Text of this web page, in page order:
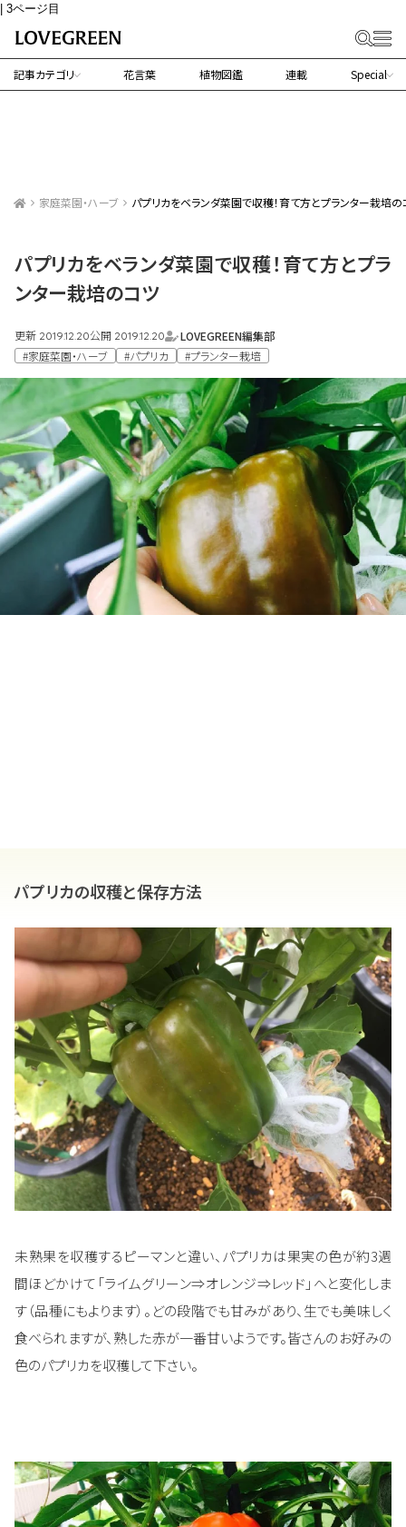
| 3ページ目
記事カテゴリ 花言葉 植物図鑑 連載 Special
家庭菜園・ハーブ パプリカをベランダ菜園で収穫！育て方とプランター栽培の
パプリカをベランダ菜園で収穫！育て方とプラ
ンター栽培のコツ
更新 2019.12.20公開 2019.12.20
LOVEGREEN編集部
#家庭菜園・ハーブ
#パプリカ #プランター栽培
パプリカの収穫と保存方法
未熟果を収穫するピーマンと違い、パプリカは果実の色が約3週
間ほどかけて「ライムグリーン⇒オレンジ⇒レッド」へと変化しま
す（品種にもよります）。どの段階でも甘みがあり、生でも美味しく
食べられますが、熟した赤が一番甘いようです。皆さんのお好みの
色のパプリカを収穫して下さい。